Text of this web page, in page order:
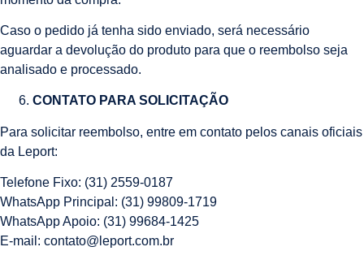
Caso o pedido já tenha sido enviado, será necessário
aguardar a devolução do produto para que o reembolso seja
analisado e processado.
CONTATO PARA SOLICITAÇÃO
Para solicitar reembolso, entre em contato pelos canais oficiais
da Leport:
Telefone Fixo: (31) 2559-0187
WhatsApp Principal: (31) 99809-1719
WhatsApp Apoio: (31) 99684-1425
E-mail: contato@leport.com.br